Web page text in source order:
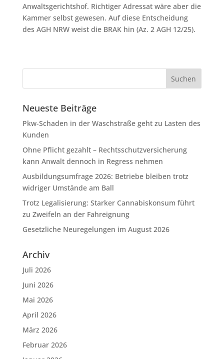
Anwaltsgerichtshof. Richtiger Adressat wäre aber die
Kammer selbst gewesen. Auf diese Entscheidung
des AGH NRW weist die BRAK hin (Az. 2 AGH 12/25).
Neueste Beiträge
Pkw-Schaden in der Waschstraße geht zu Lasten des
Kunden
Ohne Pflicht gezahlt – Rechtsschutzversicherung
kann Anwalt dennoch in Regress nehmen
Ausbildungsumfrage 2026: Betriebe bleiben trotz
widriger Umstände am Ball
Trotz Legalisierung: Starker Cannabiskonsum führt
zu Zweifeln an der Fahreignung
Gesetzliche Neuregelungen im August 2026
Archiv
Juli 2026
Juni 2026
Mai 2026
April 2026
März 2026
Februar 2026